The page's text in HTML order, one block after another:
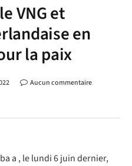
VNG et
en
la paix
Aucun commentaire
a , le lundi 6 juin dernier,